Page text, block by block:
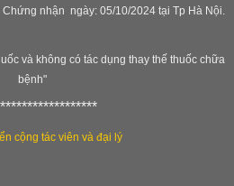
C hứng nhận ngày: 05/10/2024 tại Tp Hà Nội.
và không có tác dụng thay thế thuốc chữa
bệnh"
cộng tác viên và đại lý